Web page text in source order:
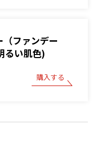
（ファンデー
るい肌色)
購入する